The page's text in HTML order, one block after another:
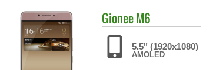
GioneeM6
5.5" (1920x1080)
AMOLED